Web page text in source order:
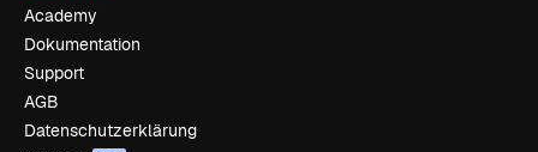
Academy
Dokumentation
Support
AGB
Datenschutzerklärung